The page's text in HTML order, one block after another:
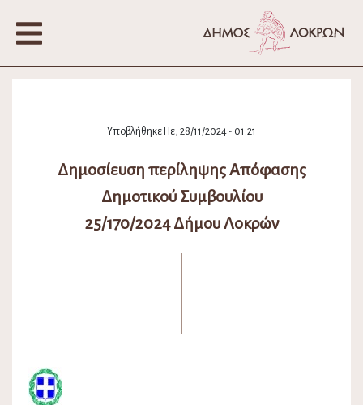
Υποβλήθηκε Πε, 28/11/2024 - 01:21
Δημοσίευση περίληψης Απόφασης
Δημοτικού Συμβουλίου
25/170/2024 Δήμου Λοκρών